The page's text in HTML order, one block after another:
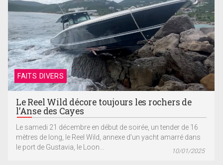
FAITS DIVERS
Le Reel Wild décore toujours les rochers de
l’Anse des Cayes
Le samedi 21 décembre en début de soirée, un tender de 16
mètres de long, le Reel Wild, annexe d’un yacht amarré dans
le port de Gustavia, le Loon...
10/01/2025